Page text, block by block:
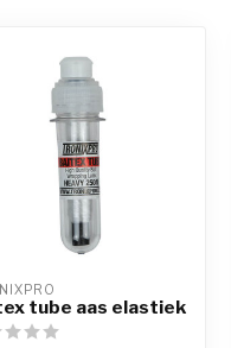
tube aas elastiek